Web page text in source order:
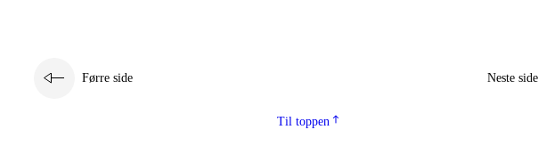
Førre side Neste side
Til toppen